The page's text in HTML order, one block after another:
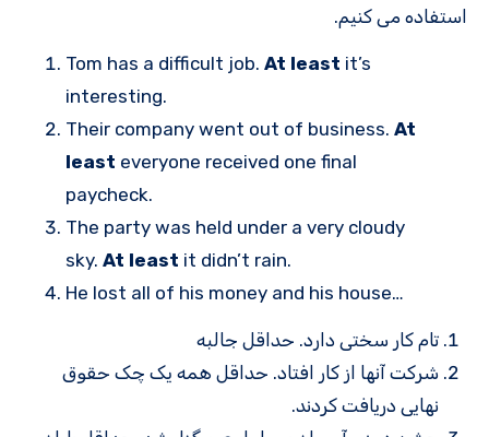
استفاده می کنیم.
Tom has a difficult job. At least it’s
interesting.
Their company went out of business. At
least everyone received one final
paycheck.
The party was held under a very cloudy
sky. At least it didn’t rain.
He lost all of his money and his house…
تام کار سختی دارد. حداقل جالبه
شرکت آنها از کار افتاد. حداقل همه یک چک حقوق
نهایی دریافت کردند.